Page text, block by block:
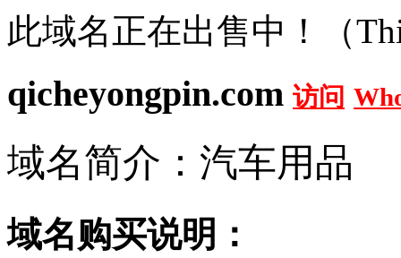
此域名正在出售中！（
qicheyongpin.com 访问
域名简介：汽车用品
域名购买说明：